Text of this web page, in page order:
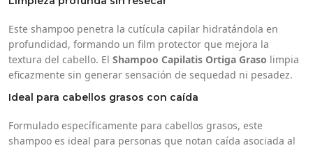
Este shampoo penetra la cutícula capilar hidratándola en
profundidad, formando un film protector que mejora la
textura del cabello. El Shampoo Capilatis Ortiga Graso limpia
eficazmente sin generar sensación de sequedad ni pesadez.
Ideal para cabellos grasos con caída
Formulado específicamente para cabellos grasos, este
shampoo es ideal para personas que notan caída asociada al